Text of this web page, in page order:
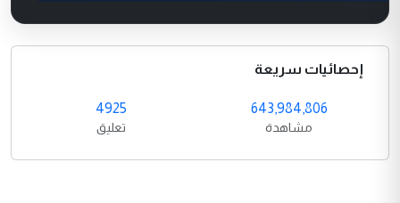
إحصائيات سريعة
643,984,806
مشاهدة
4925
تعليق